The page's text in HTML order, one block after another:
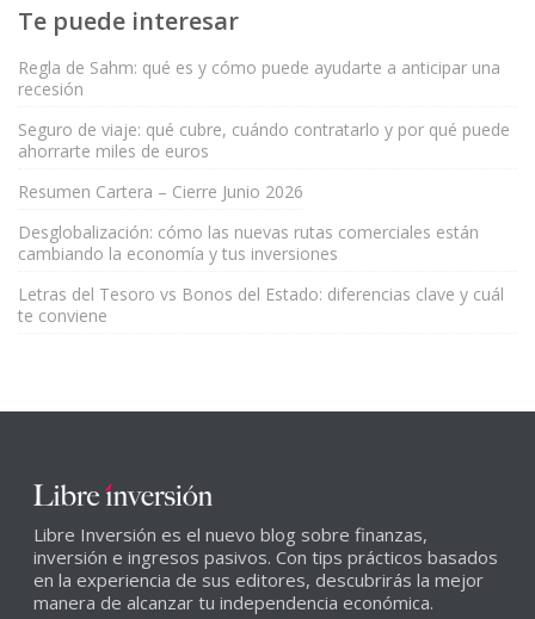
Te puede interesar
Regla de Sahm: qué es y cómo puede ayudarte a anticipar una
recesión
Seguro de viaje: qué cubre, cuándo contratarlo y por qué puede
ahorrarte miles de euros
Resumen Cartera – Cierre Junio 2026
Desglobalización: cómo las nuevas rutas comerciales están
cambiando la economía y tus inversiones
Letras del Tesoro vs Bonos del Estado: diferencias clave y cuál
te conviene
Libre Inversión es el nuevo blog sobre finanzas,
inversión e ingresos pasivos. Con tips prácticos basados
en la experiencia de sus editores, descubrirás la mejor
manera de alcanzar tu independencia económica.